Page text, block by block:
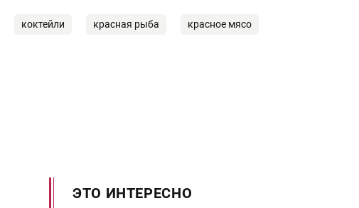
коктейли красная рыба красное мясо
ЭТО ИНТЕРЕСНО